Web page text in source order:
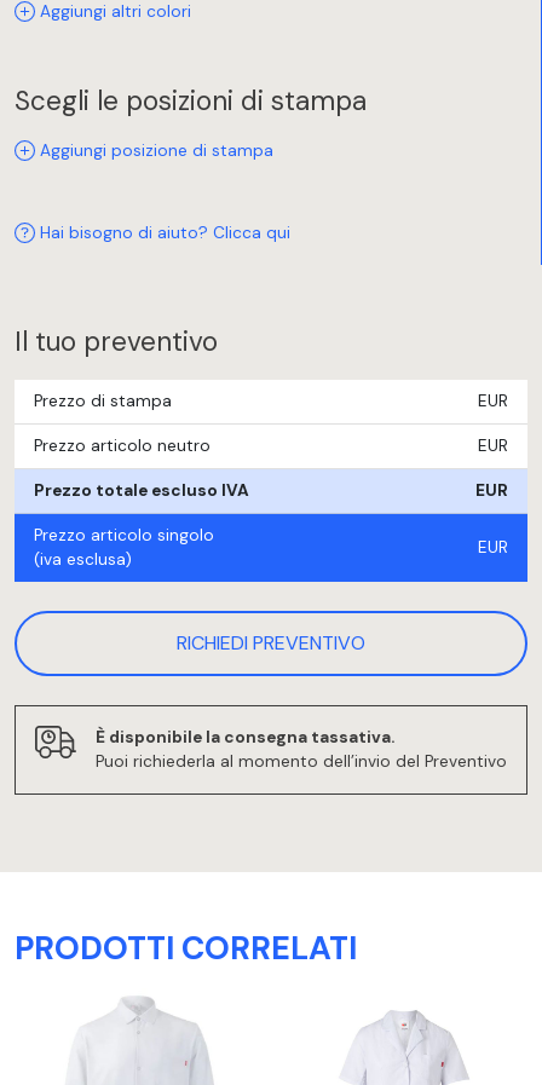
Aggiungi altri colori
Scegli le posizioni di stampa
Aggiungi posizione di stampa
Hai bisogno di aiuto? Clicca qui
Il tuo preventivo
Prezzo di stampa EUR
Prezzo articolo neutro EUR
Prezzo totale escluso IVA EUR
Prezzo articolo singolo
(iva esclusa)
EUR
RICHIEDI PREVENTIVO
È disponibile la consegna tassativa.
Puoi richiederla al momento dell’invio del Preventivo
PRODOTTI CORRELATI